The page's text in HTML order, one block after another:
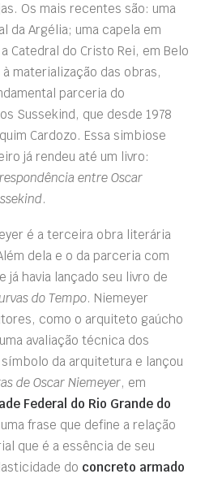
Os mais recentes são: uma
da Argélia; uma capela em
Catedral do Cristo Rei, em Belo
materialização das obras,
parceria do
Sussekind, que desde 1978
Cardozo. Essa simbiose
já rendeu até um livro:
entre Oscar
.
é a terceira obra literária
dela e o da parceria com
já havia lançado seu livro de
do Tempo. Niemeyer
como o arquiteto gaúcho
avaliação técnica dos
da arquitetura e lançou
de Oscar Niemeyer, em
Federal do Rio Grande do
frase que define a relação
que é a essência de seu
do concreto armado